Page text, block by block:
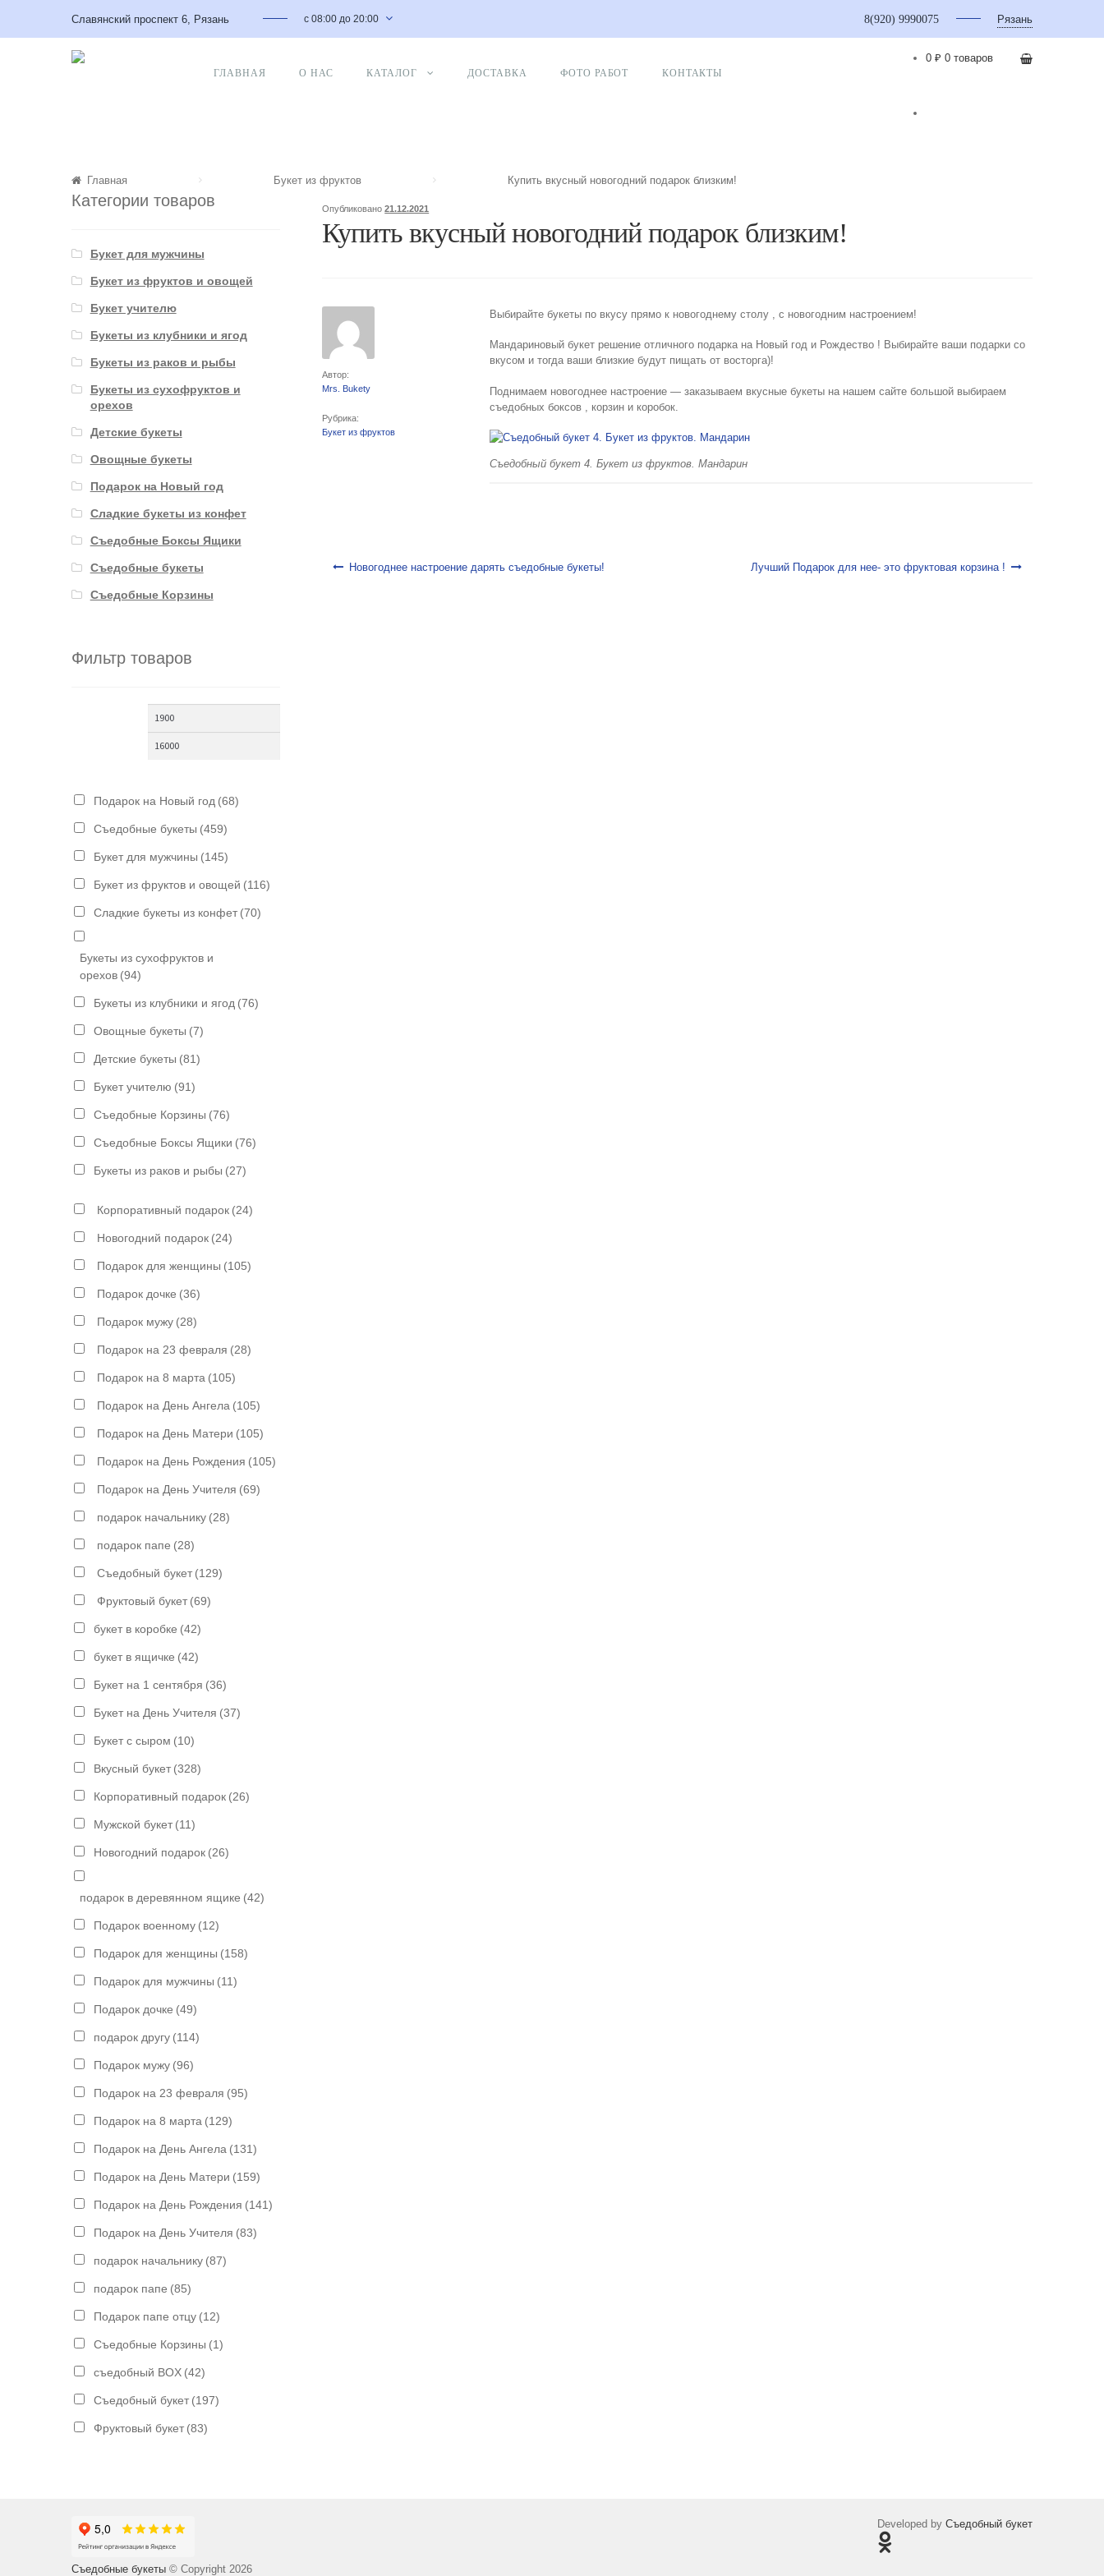
Славянский проспект 6, Рязань с 08:00 до 20:00 8(920) 9990075 Рязань
ГЛАВНАЯ О НАС КАТАЛОГ ДОСТАВКА ФОТО РАБОТ КОНТАКТЫ
0 ₽ 0 товаров
Главная Букет из фруктов Купить вкусный новогодний подарок близким!
Опубликовано21.12.2021
Купить вкусный новогодний подарок близким!
Автор:
Mrs. Bukety
Рубрика:
Букет из фруктов
Выбирайте букеты по вкусу прямо к новогоднему столу , с новогодним настроением!
Мандариновый букет решение отличного подарка на Новый год и Рождество ! Выбирайте ваши подарки со
вкусом и тогда ваши близкие будут пищать от восторга)!
Поднимаем новогоднее настроение — заказываем вкусные букеты на нашем сайте большой выбираем
съедобных боксов , корзин и коробок.
Съедобный букет 4. Букет из фруктов. Мандарин
Навигация по записям
Новогоднее настроение дарять съедобные букеты! Лучший Подарок для нее- это фруктовая корзина !
Категории товаров
Букет для мужчины
Букет из фруктов и овощей
Букет учителю
Букеты из клубники и ягод
Букеты из раков и рыбы
Букеты из сухофруктов и
орехов
Детские букеты
Овощные букеты
Подарок на Новый год
Сладкие букеты из конфет
Съедобные Боксы Ящики
Съедобные букеты
Съедобные Корзины
Фильтр товаров
Подарок на Новый год (68)
Съедобные букеты (459)
Букет для мужчины (145)
Букет из фруктов и овощей (116)
Сладкие букеты из конфет (70)
Букеты из сухофруктов и
орехов (94)
Букеты из клубники и ягод (76)
Овощные букеты (7)
Детские букеты (81)
Букет учителю (91)
Съедобные Корзины (76)
Съедобные Боксы Ящики (76)
Букеты из раков и рыбы (27)
Корпоративный подарок (24)
Новогодний подарок (24)
Подарок для женщины (105)
Подарок дочке (36)
Подарок мужу (28)
Подарок на 23 февраля (28)
Подарок на 8 марта (105)
Подарок на День Ангела (105)
Подарок на День Матери (105)
Подарок на День Рождения (105)
Подарок на День Учителя (69)
подарок начальнику (28)
подарок папе (28)
Съедобный букет (129)
Фруктовый букет (69)
букет в коробке (42)
букет в ящичке (42)
Букет на 1 сентября (36)
Букет на День Учителя (37)
Букет с сыром (10)
Вкусный букет (328)
Корпоративный подарок (26)
Мужской букет (11)
Новогодний подарок (26)
подарок в деревянном ящике (42)
Подарок военному (12)
Подарок для женщины (158)
Подарок для мужчины (11)
Подарок дочке (49)
подарок другу (114)
Подарок мужу (96)
Подарок на 23 февраля (95)
Подарок на 8 марта (129)
Подарок на День Ангела (131)
Подарок на День Матери (159)
Подарок на День Рождения (141)
Подарок на День Учителя (83)
подарок начальнику (87)
подарок папе (85)
Подарок папе отцу (12)
Съедобные Корзины (1)
съедобный BOX (42)
Съедобный букет (197)
Фруктовый букет (83)
Съедобные букеты © Copyright 2026
Developed by Съедобный букет